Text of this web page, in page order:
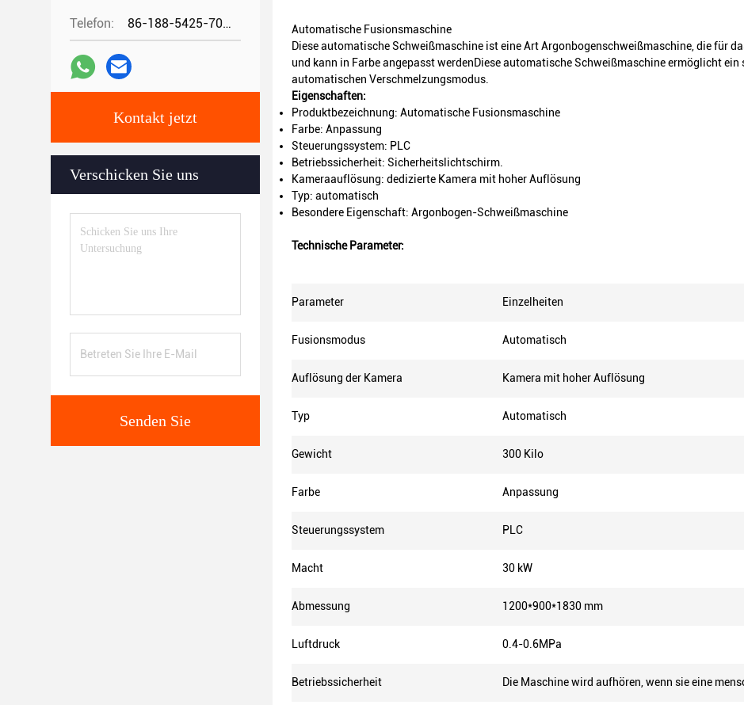
Telefon: 86-188-5425-7020
Kontakt jetzt
Verschicken Sie uns
Senden Sie
Automatische Fusionsmaschine
Diese automatische Schweißmaschine ist eine Art Argonbogenschweißmaschine, die für
und kann in Farbe angepasst werdenDiese automatische Schweißmaschine ermöglicht
automatischen Verschmelzungsmodus.
Eigenschaften:
Produktbezeichnung: Automatische Fusionsmaschine
Farbe: Anpassung
Steuerungssystem: PLC
Betriebssicherheit: Sicherheitslichtschirm.
Kameraauflösung: dedizierte Kamera mit hoher Auflösung
Typ: automatisch
Besondere Eigenschaft: Argonbogen-Schweißmaschine
Technische Parameter:
Parameter Einzelheiten
Fusionsmodus Automatisch
Auflösung der Kamera Kamera mit hoher Auflösung
Typ Automatisch
Gewicht 300 Kilo
Farbe Anpassung
Steuerungssystem PLC
Macht 30 kW
Abmessung 1200*900*1830 mm
Luftdruck 0.4-0.6MPa
Betriebssicherheit Die Maschine wird aufhören, wenn sie eine